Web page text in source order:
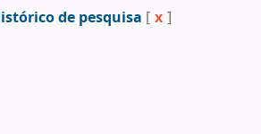
de pesquisa [ x ]